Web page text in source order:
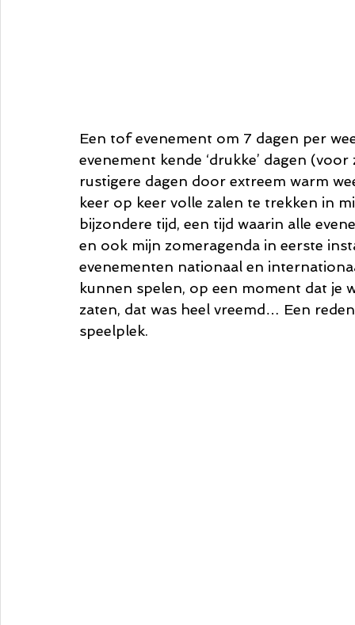
Een tof evenement om 7 dagen per
evenement kende ‘drukke’ dagen
rustigere dagen door extreem warm
keer op keer volle zalen te trekken in
bijzondere tijd, een tijd waarin alle
en ook mijn zomeragenda in eerste
evenementen nationaal en
kunnen spelen, op een moment dat je
zaten, dat was heel vreemd… Een
speelplek.